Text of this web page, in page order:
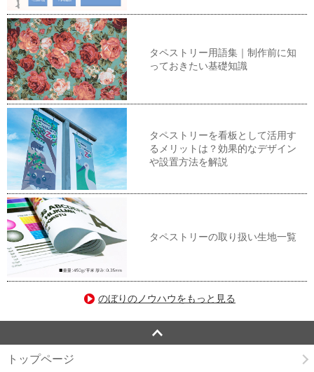
タペストリー用語集｜制作前に知
っておきたい基礎知識
タペストリーを看板として活用す
るメリットは？効果的なデザイン
や設置方法を解説
タペストリーの取り扱い生地一覧
のぼりのノウハウをもっと見る
トップページ